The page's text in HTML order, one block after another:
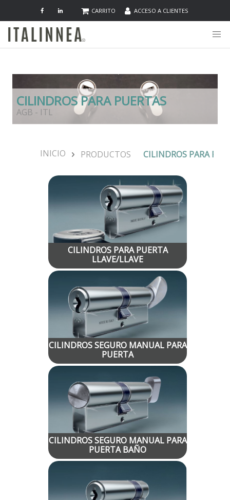
CARRITO ACCESO A CLIENTES
CILINDROS PARA PUERTAS
AGB - ITL
INICIO PRODUCTOS CILINDROS PARA
CILINDROS PARA PUERTA
LLAVE/LLAVE
CILINDROS SEGURO MANUAL PARA
PUERTA
CILINDROS SEGURO MANUAL PARA
PUERTA BAÑO